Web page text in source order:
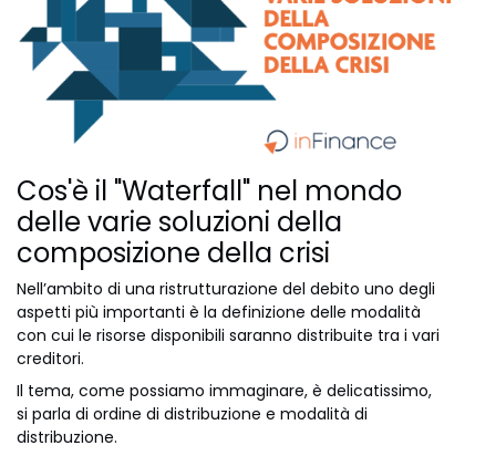
Cos'è il "Waterfall" nel mondo
delle varie soluzioni della
composizione della crisi
Nell’ambito di una ristrutturazione del debito uno degli
aspetti più importanti è la definizione delle modalità
con cui le risorse disponibili saranno distribuite tra i vari
creditori.
Il tema, come possiamo immaginare, è delicatissimo,
si parla di ordine di distribuzione e modalità di
distribuzione.